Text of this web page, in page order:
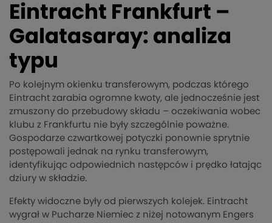
Eintracht Frankfurt –
Galatasaray: analiza
typu
Po kolejnym okienku transferowym, podczas którego
Eintracht zarabia ogromne kwoty, ale jednocześnie jest
zmuszony do przebudowy składu – oczekiwania wobec
klubu z Frankfurtu nie były szczególnie poważne.
Gospodarze czwartkowej potyczki ponownie sprytnie
postępowali jednak na rynku transferowym,
identyfikując odpowiednich następców i prędko łatając
dziury w składzie.
Efekty widoczne były od pierwszych kolejek. Eintracht
wygrał w Pucharze Niemiec z niżej notowanym Engers